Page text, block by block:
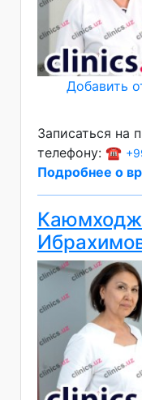
Добавить
Записаться на
телефону: ☎️
Подробнее о